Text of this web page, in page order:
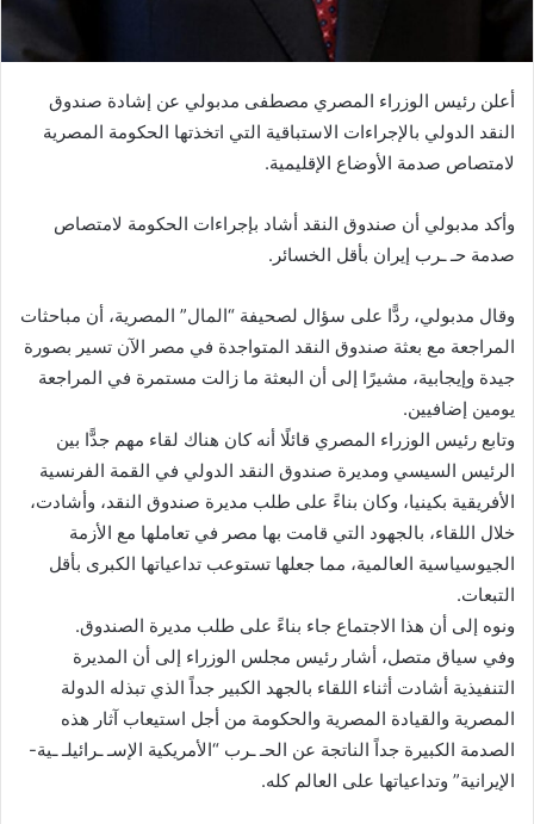
أعلن رئيس الوزراء المصري مصطفى مدبولي عن إشادة صندوق
النقد الدولي بالإجراءات الاستباقية التي اتخذتها الحكومة المصرية
لامتصاص صدمة الأوضاع الإقليمية.
وأكد مدبولي أن صندوق النقد أشاد بإجراءات الحكومة لامتصاص
صدمة حـ ـرب إيران بأقل الخسائر.
وقال مدبولي، ردًّا على سؤال لصحيفة “المال” المصرية، أن مباحثات
المراجعة مع بعثة صندوق النقد المتواجدة في مصر الآن تسير بصورة
جيدة وإيجابية، مشيرًا إلى أن البعثة ما زالت مستمرة في المراجعة
يومين إضافيين.
وتابع رئيس الوزراء المصري قائلًا أنه كان هناك لقاء مهم جدًّا بين
الرئيس السيسي ومديرة صندوق النقد الدولي في القمة الفرنسية
الأفريقية بكينيا، وكان بناءً على طلب مديرة صندوق النقد، وأشادت،
خلال اللقاء، بالجهود التي قامت بها مصر في تعاملها مع الأزمة
الجيوسياسية العالمية، مما جعلها تستوعب تداعياتها الكبرى بأقل
التبعات.
ونوه إلى أن هذا الاجتماع جاء بناءً على طلب مديرة الصندوق.
وفي سياق متصل، أشار رئيس مجلس الوزراء إلى أن المديرة
التنفيذية أشادت أثناء اللقاء بالجهد الكبير جداً الذي تبذله الدولة
المصرية والقيادة المصرية والحكومة من أجل استيعاب آثار هذه
الصدمة الكبيرة جداً الناتجة عن الحـ ـرب “الأمريكية الإسـ ـرائيلـ ـية-
الإيرانية” وتداعياتها على العالم كله.